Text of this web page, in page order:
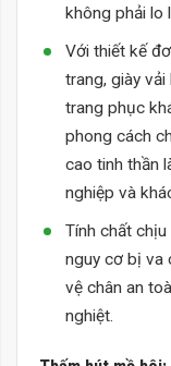
không phải lo
Với thiết kế
trang, giày
trang phục
phong cách
cao tinh thần
nghiệp và
Tính chất
nguy cơ bị va
vệ chân an
nghiệt.